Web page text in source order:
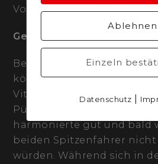
Vorbereitung», erklärte die
Geschlossen starke
Bei den Männern prägte
köpfige Spitzengruppe
Vital Albin sich zusammen
Püntener absetzen konnte.
harmonierte gut und bald
beiden Spitzenfahrer
würden. Während sich in
Ablehnen
Einzeln
Datenschutz